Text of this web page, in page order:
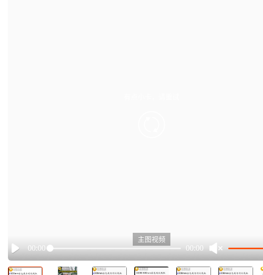
Play
00:00 00:00
主图视频